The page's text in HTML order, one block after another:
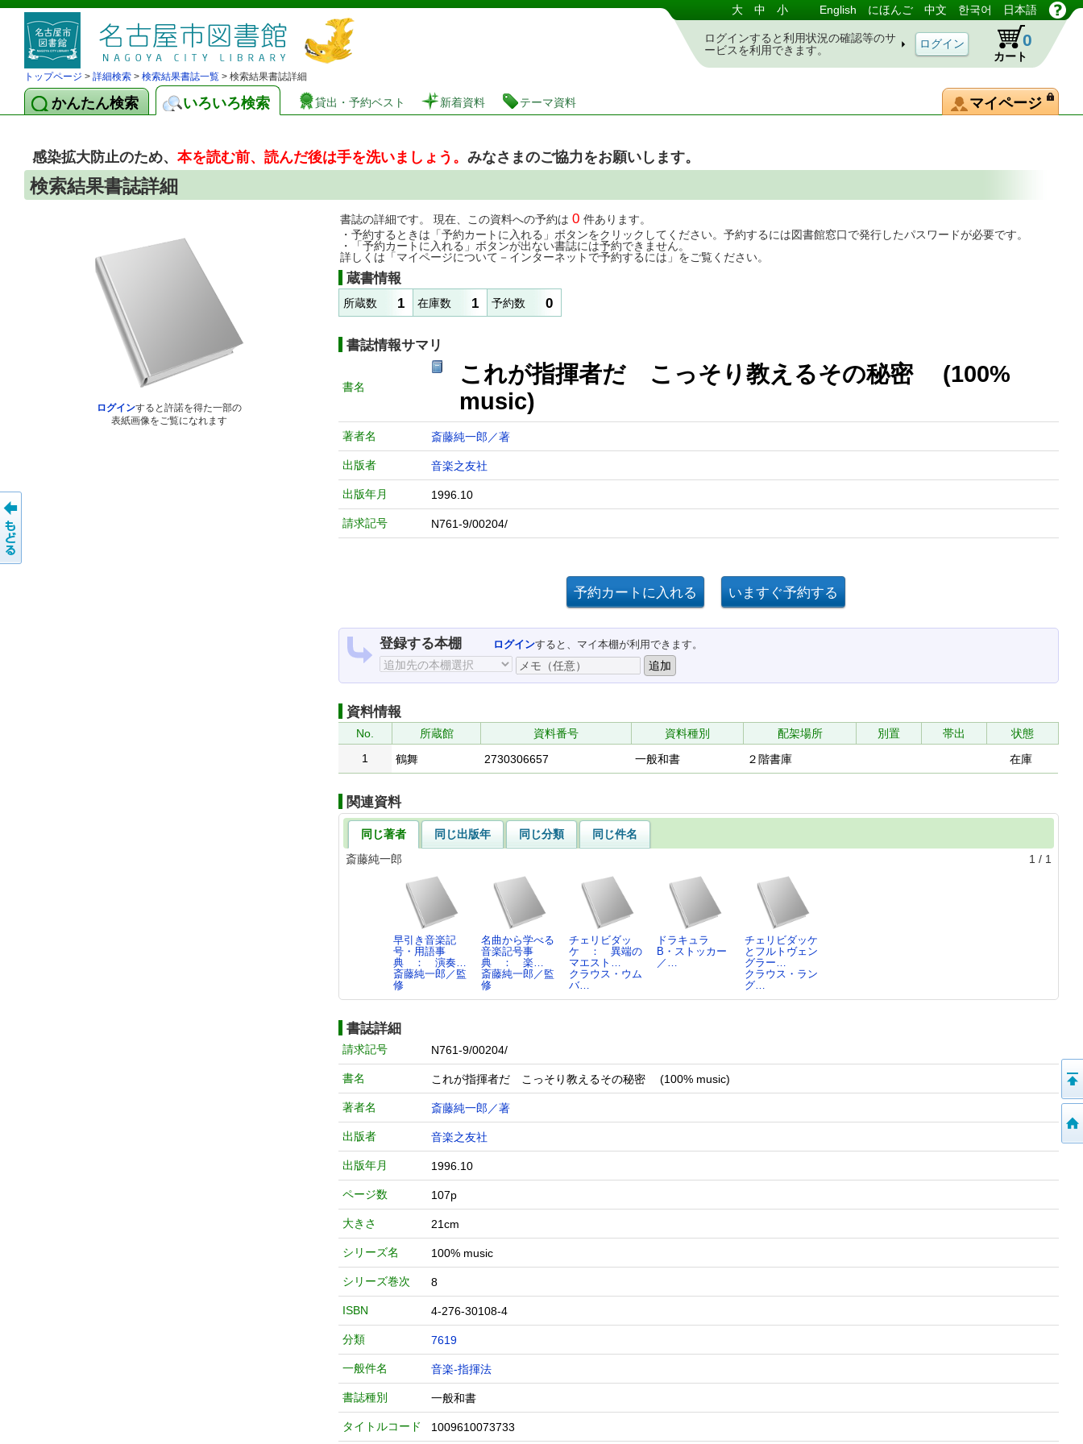
図書館 蔵書検索・予約システム 大 中 小 English にほんご 中文 한국어 日本語
ログインすると利用状況の確認等のサ
ービスを利用できます。
カート
0
トップページ > 詳細検索 > 検索結果書誌一覧 > 検索結果書誌詳細
かんたん検索 いろいろ検索 貸出・予約ベスト 新着資料 テーマ資料 マイページ
感染拡大防止のため、 本を読む前、読んだ後は手を洗いましょう。 みなさまのご協力をお願いします。
検索結果書誌詳細
ログインすると許諾を得た一部の
表紙画像をご覧になれます
書誌の詳細です。 現在、この資料への予約は 0 件あります。
・予約するときは「予約カートに入れる」ボタンをクリックしてください。予約するには図書館窓口で発行したパスワードが必要です。
・「予約カートに入れる」ボタンが出ない書誌には予約できません。
詳しくは「マイページについて－インターネットで予約するには」をご覧ください。
蔵書情報
所蔵数 1 在庫数 1 予約数 0
書誌情報サマリ
書名
これが指揮者だ こっそり教えるその秘密 (100%
music)
著者名 斎藤純一郎／著
出版者 音楽之友社
出版年月 1996.10
請求記号 N761-9/00204/
登録する本棚 ログインすると、マイ本棚が利用できます。
資料情報
No. 所蔵館 資料番号 資料種別 配架場所 別置 帯出
状態
1
鶴舞 2730306657 一般和書 ２階書庫 在庫
関連資料
同じ著者 同じ出版年 同じ分類
同じ件名
斎藤純一郎
1 / 1
早引き音楽記
号・用語事
典 ： 演奏…
斎藤純一郎／監
修
名曲から学べる
音楽記号事
典 ： 楽…
斎藤純一郎／監
修
チェリビダッ
ケ ： 異端の
マエスト…
クラウス・ウム
バ…
ドラキュラ
B・ストッカー
／…
チェリビダッケ
とフルトヴェン
グラー…
クラウス・ラン
グ…
書誌詳細
請求記号 N761-9/00204/
書名 これが指揮者だ こっそり教えるその秘密 (100% music)
著者名 斎藤純一郎／著
出版者 音楽之友社
出版年月 1996.10
ページ数 107p
大きさ 21cm
シリーズ名 100% music
シリーズ巻次 8
ISBN 4-276-30108-4
分類 7619
一般件名 音楽-指揮法
書誌種別 一般和書
タイトルコード 1009610073733